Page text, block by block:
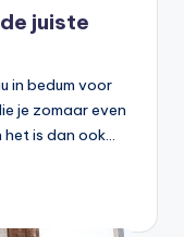
juiste
in bedum voor
je zomaar even
het is dan ook…